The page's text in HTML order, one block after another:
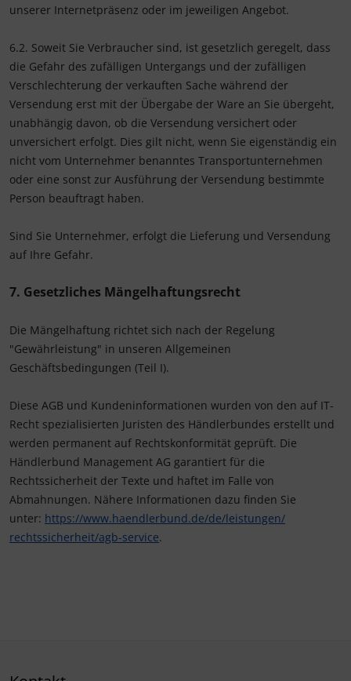
unserer Internetpräsenz oder im jeweiligen Angebot.
6.2. Soweit Sie Verbraucher sind, ist gesetzlich geregelt, dass
die Gefahr des zufälligen Untergangs und der zufälligen
Verschlechterung der verkauften Sache während der
Versendung erst mit der Übergabe der Ware an Sie übergeht,
unabhängig davon, ob die Versendung versichert oder
unversichert erfolgt. Dies gilt nicht, wenn Sie eigenständig ein
nicht vom Unternehmer benanntes Transportunternehmen
oder eine sonst zur Ausführung der Versendung bestimmte
Person beauftragt haben.
Sind Sie Unternehmer, erfolgt die Lieferung und Versendung
auf Ihre Gefahr.
7. Gesetzliches Mängelhaftungsrecht
Die Mängelhaftung richtet sich nach der Regelung
"Gewährleistung" in unseren Allgemeinen
Geschäftsbedingungen (Teil I).
Diese AGB und Kundeninformationen wurden von den auf IT-
Recht spezialisierten Juristen des Händlerbundes erstellt und
werden permanent auf Rechtskonformität geprüft. Die
Händlerbund Management AG garantiert für die
Rechtssicherheit der Texte und haftet im Falle von
Abmahnungen. Nähere Informationen dazu finden Sie
unter: https://www.haendlerbund.de/de/leistungen/
rechtssicherheit/agb-service.